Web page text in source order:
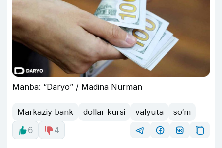
Manba: “Daryo” / Madina Nurman
Markaziy bank dollar kursi valyuta
so‘m
6
4